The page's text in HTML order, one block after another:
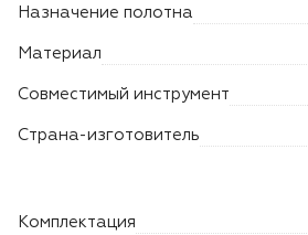
Назначение полотна
Материал
Совместимый инструмент
Страна-изготовитель
Комплектация